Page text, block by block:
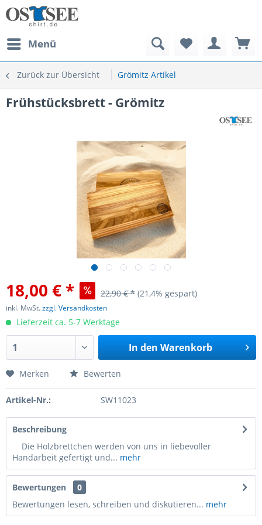
Menü
Zurück zur Übersicht Grömitz Artikel
Frühstücksbrett - Grömitz
18,00 € * 22,90 € * (21,4% gespart)
inkl. MwSt.zzgl. Versandkosten
Lieferzeit ca. 5-7 Werktage
In den Warenkorb
Merken Bewerten
Artikel-Nr.: SW11023
Beschreibung
Die Holzbrettchen werden von uns in liebevoller
Handarbeit gefertigt und... mehr
Bewertungen
0
Bewertungen lesen, schreiben und diskutieren... mehr